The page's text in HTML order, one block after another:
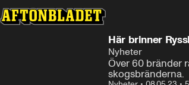
Här brinner
Nyheter
Över 60 bränder
skogsbränderna.